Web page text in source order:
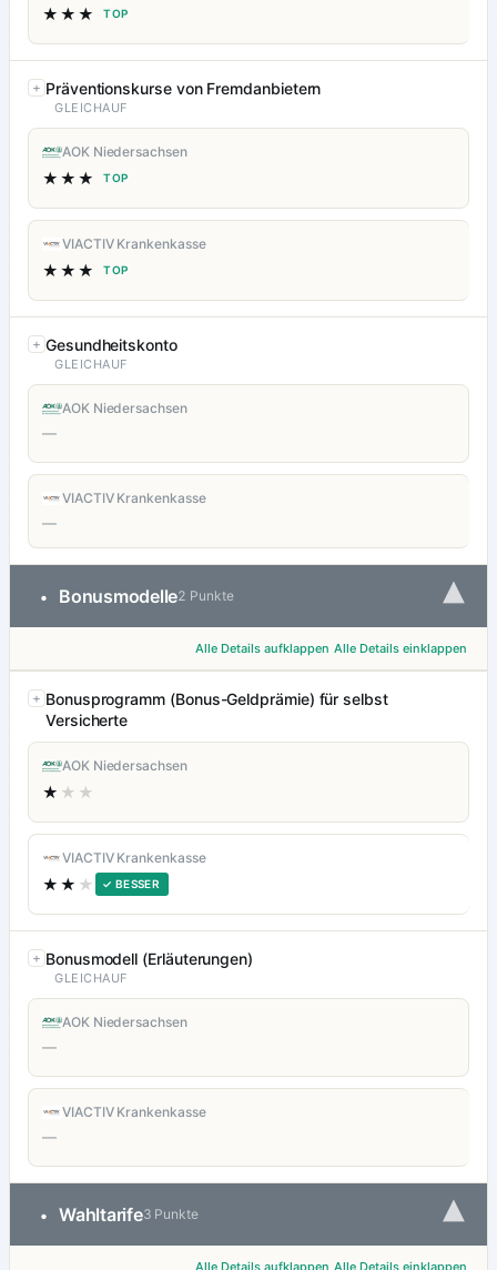
★★★ TOP
Präventionskurse von Fremdanbietern
GLEICHAUF
AOK Niedersachsen
★★★ TOP
VIACTIV Krankenkasse
★★★ TOP
Gesundheitskonto
GLEICHAUF
AOK Niedersachsen
—
VIACTIV Krankenkasse
—
• Bonusmodelle2 Punkte ▾
Alle Details aufklappen Alle Details einklappen
Bonusprogramm (Bonus-Geldprämie) für selbst
Versicherte
AOK Niedersachsen
★ ★★
VIACTIV Krankenkasse
★★ ★ ✓ BESSER
Bonusmodell (Erläuterungen)
GLEICHAUF
AOK Niedersachsen
—
VIACTIV Krankenkasse
—
• Wahltarife3 Punkte ▾